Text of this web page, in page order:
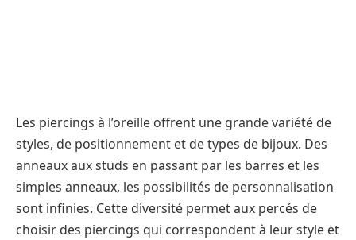
Les piercings à l’oreille offrent une grande variété de
styles, de positionnement et de types de bijoux. Des
anneaux aux studs en passant par les barres et les
simples anneaux, les possibilités de personnalisation
sont infinies. Cette diversité permet aux percés de
choisir des piercings qui correspondent à leur style et